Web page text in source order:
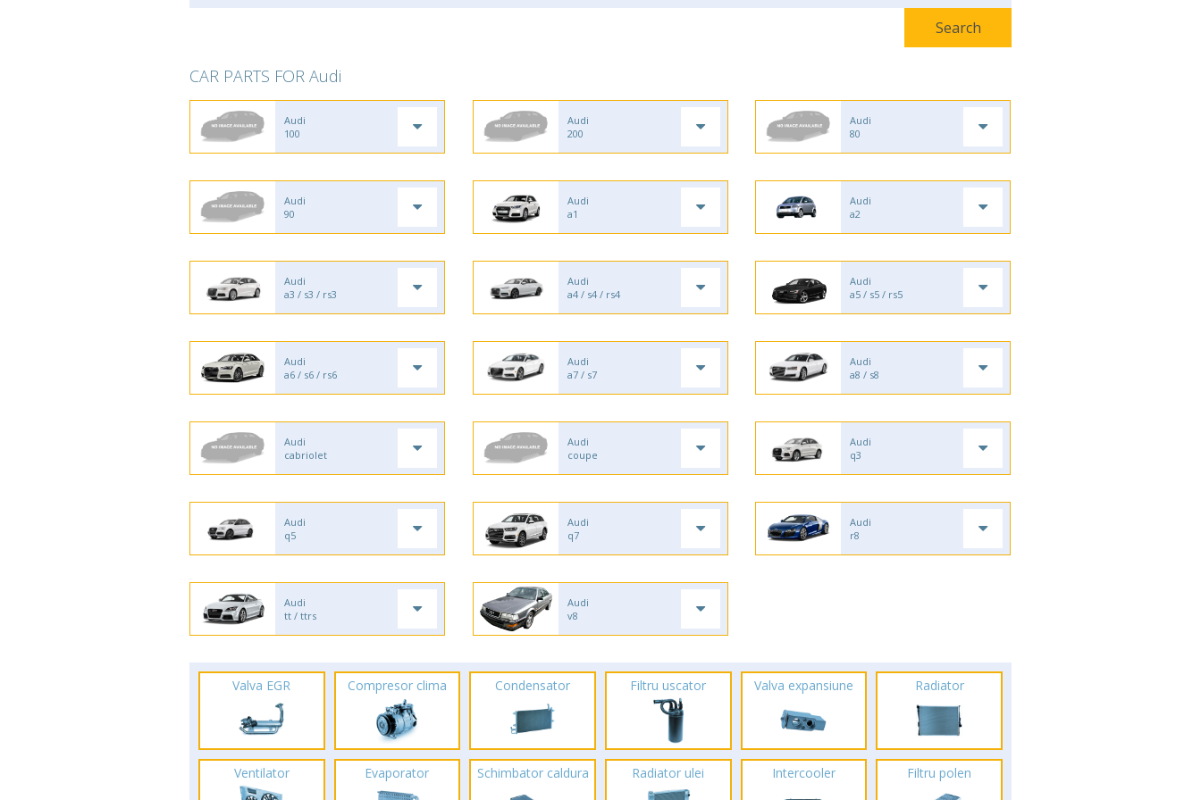
CAR PARTS FOR Audi
Audi
100
Audi
200
Audi
80
Audi
90
Audi
a1
Audi
a2
Audi
a3 / s3 / rs3
Audi
a4 / s4 / rs4
Audi
a5 / s5 / rs5
Audi
a6 / s6 / rs6
Audi
a7 / s7
Audi
a8 / s8
Audi
cabriolet
Audi
coupe
Audi
q3
Audi
q5
Audi
q7
Audi
r8
Audi
tt / ttrs
Audi
v8
Valva EGR Compresor clima Condensator Filtru uscator Valva expansiune Radiator
Ventilator Evaporator Schimbator caldura Radiator ulei Intercooler Filtru polen